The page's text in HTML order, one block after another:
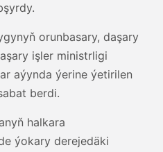
orunbasary, daşary
işler ministrligi
aýynda ýerine ýetirilen
berdi.
halkara
ýokary derejedäki